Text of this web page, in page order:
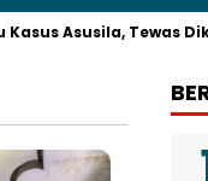
Asusila, Tewas